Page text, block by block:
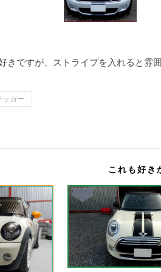
きですが、ストライプを入れると雰
ッカー
これも好き